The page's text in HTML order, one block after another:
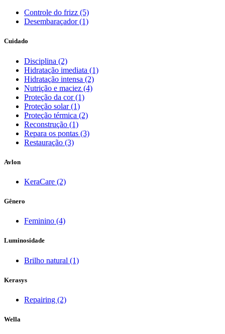
Controle do frizz (5)
Desembaraçador (1)
Cuidado
Disciplina (2)
Hidratação imediata (1)
Hidratação intensa (2)
Nutrição e maciez (4)
Proteção da cor (1)
Proteção solar (1)
Proteção térmica (2)
Reconstrução (1)
Repara os pontas (3)
Restauração (3)
Avlon
KeraCare (2)
Gênero
Feminino (4)
Luminosidade
Brilho natural (1)
Kerasys
Repairing (2)
Wella